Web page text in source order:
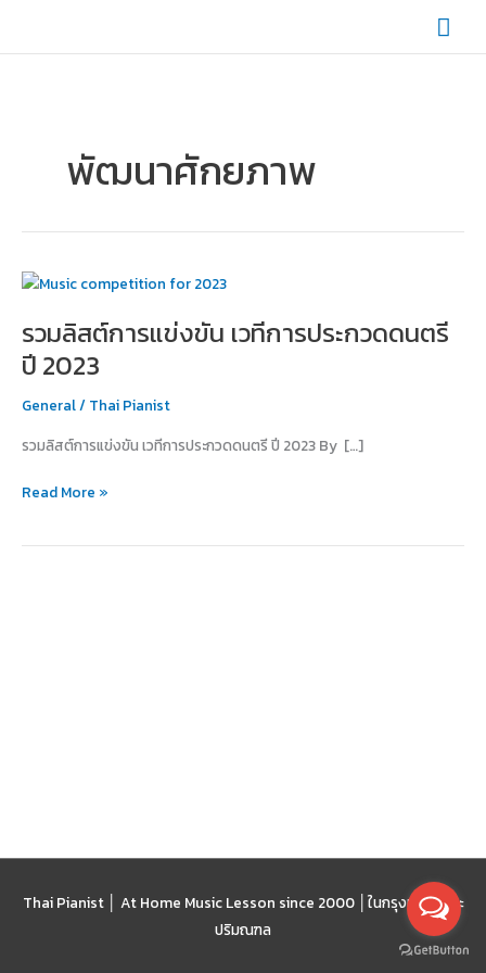
content
พัฒนาศักยภาพ
รวมลิสต์การแข่งขัน เวทีการประกวดดนตรี
ปี 2023
General/ Thai Pianist
รวมลิสต์การแข่งขัน เวทีการประกวดดนตรี ปี 2023 By […]
รวม
สต์
การ
แข่งขัน
เวที
ประกวด
ปี
Read More »
Thai Pianist │ At Home Music Lesson since 2000 │ ในกรุงเทพฯ และ
ปริมณฑล